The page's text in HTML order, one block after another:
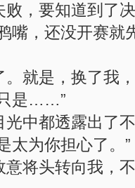
，要知道到了
嘴，还没开赛
。就是，换了我
是……”
光中都透露出了
太为你担心了。”
意将头转向我，